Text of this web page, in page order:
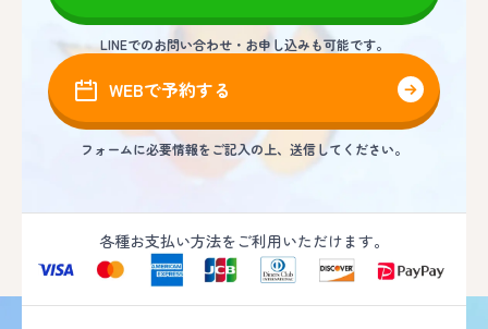
LINEでのお問い合わせ・お申し込みも可能です。
WEBで予約する
フォームに必要情報をご記入の上、送信してください。
各種お支払い方法をご利用いただけます。